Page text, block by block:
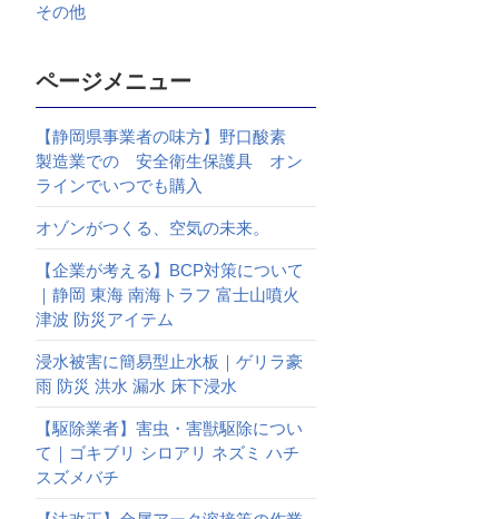
その他
ページメニュー
【静岡県事業者の味方】野口酸素
製造業での 安全衛生保護具 オン
ラインでいつでも購入
オゾンがつくる、空気の未来。
【企業が考える】BCP対策について
｜静岡 東海 南海トラフ 富士山噴火
津波 防災アイテム
浸水被害に簡易型止水板｜ゲリラ豪
雨 防災 洪水 漏水 床下浸水
【駆除業者】害虫・害獣駆除につい
て｜ゴキブリ シロアリ ネズミ ハチ
スズメバチ